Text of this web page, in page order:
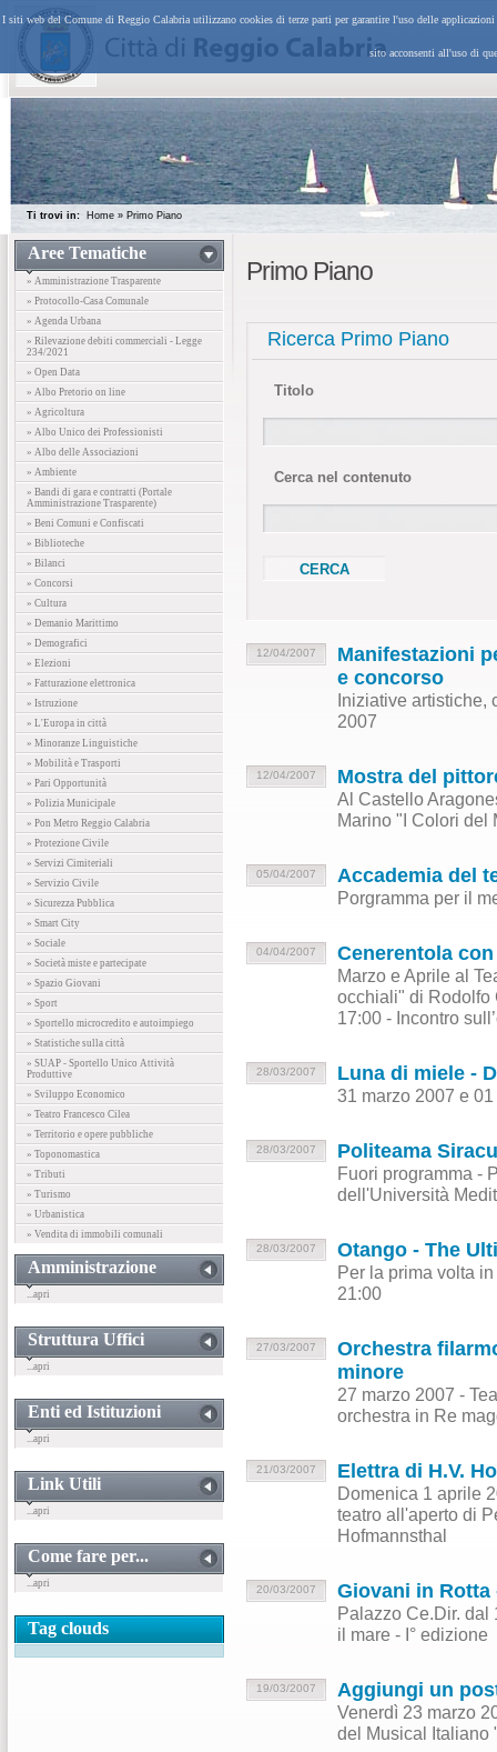
I siti web del Comune di Reggio Calabria utilizzano cookies di terze parti per garantire l'uso delle
sito acconsenti all'uso di
Ti trovi in: Home » Primo Piano
Aree Tematiche
» Amministrazione Trasparente
» Protocollo-Casa Comunale
» Agenda Urbana
» Rilevazione debiti commerciali - Legge
234/2021
» Open Data
» Albo Pretorio on line
» Agricoltura
» Albo Unico dei Professionisti
» Albo delle Associazioni
» Ambiente
» Bandi di gara e contratti (Portale
Amministrazione Trasparente)
» Beni Comuni e Confiscati
» Biblioteche
» Bilanci
» Concorsi
» Cultura
» Demanio Marittimo
» Demografici
» Elezioni
» Fatturazione elettronica
» Istruzione
» L'Europa in città
» Minoranze Linguistiche
» Mobilità e Trasporti
» Pari Opportunità
» Polizia Municipale
» Pon Metro Reggio Calabria
» Protezione Civile
» Servizi Cimiteriali
» Servizio Civile
» Sicurezza Pubblica
» Smart City
» Sociale
» Società miste e partecipate
» Spazio Giovani
» Sport
» Sportello microcredito e autoimpiego
» Statistiche sulla città
» SUAP - Sportello Unico Attività
Produttive
» Sviluppo Economico
» Teatro Francesco Cilea
» Territorio e opere pubbliche
» Toponomastica
» Tributi
» Turismo
» Urbanistica
» Vendita di immobili comunali
Amministrazione
...apri
Struttura Uffici
...apri
Enti ed Istituzioni
...apri
Link Utili
...apri
Come fare per...
...apri
Tag clouds
Primo Piano
Ricerca Primo Piano
Titolo
Cerca nel contenuto
12/04/2007
Manifestazioni
e concorso
Iniziative artistiche,
2007
12/04/2007 Mostra del
Al Castello
Marino "I Colori del
05/04/2007 Accademia del
Porgramma per il
04/04/2007 Cenerentola
Marzo e Aprile al
occhiali" di Rodolfo
17:00 - Incontro
28/03/2007 Luna di miele -
31 marzo 2007 e
28/03/2007 Politeama
Fuori programma -
dell'Università
28/03/2007 Otango - The
Per la prima volta
21:00
27/03/2007
Orchestra
minore
27 marzo 2007 -
orchestra in Re
21/03/2007 Elettra di H.V.
Domenica 1 aprile
teatro all'aperto di
Hofmannsthal
20/03/2007 Giovani in Rotta
Palazzo Ce.Dir. dal
il mare - I° edizione
19/03/2007 Aggiungi un
Venerdì 23 marzo
del Musical Italiano